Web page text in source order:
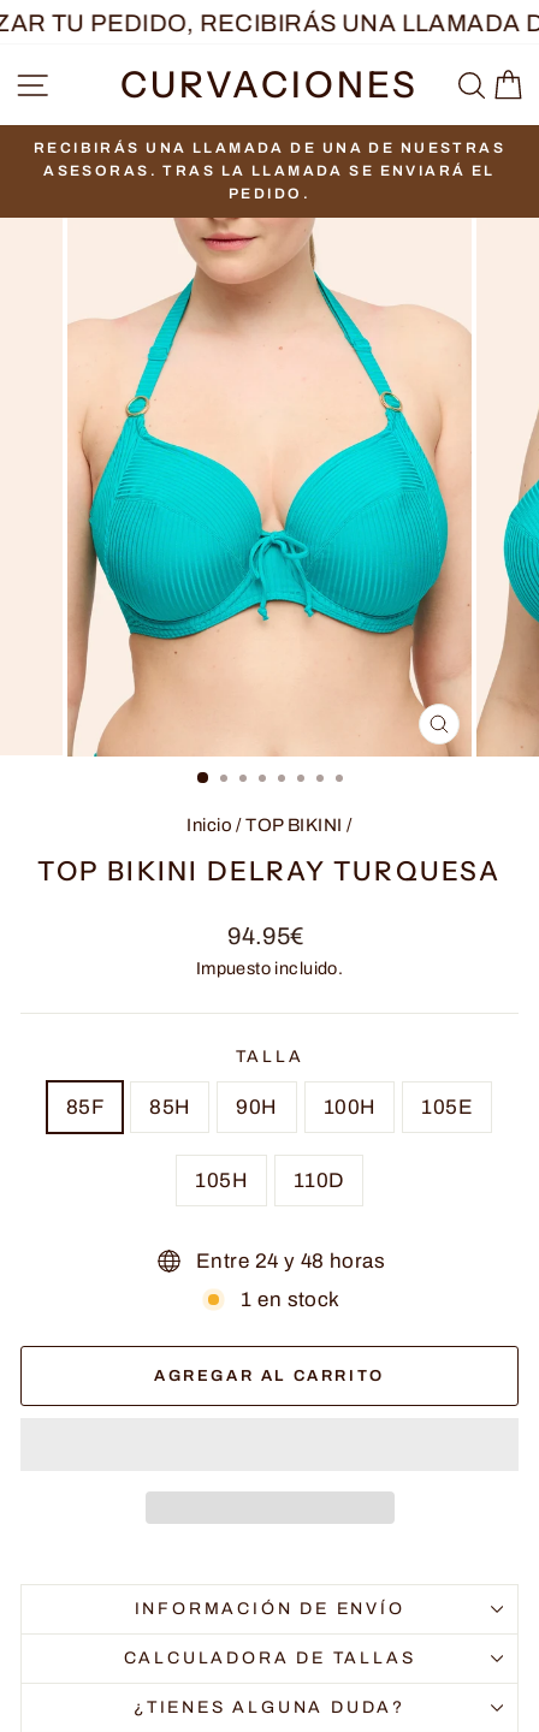
Ir
TU PEDIDO, RECIBIRÁS UNA LLAMADA
NAVEGACIÓN
CURVACIONES
diapositivas
pausa
RECIBIRÁS UNA LLAMADA DE UNA DE NUESTRAS
ASESORAS. TRAS LA LLAMADA SE ENVIARÁ EL
PEDIDO.
CERRAR
(ESC)
Inicio / TOP BIKINI /
TOP BIKINI DELRAY TURQUESA
Precio
habitual
94.95€
Impuesto incluido.
TALLA
85F 85H 90H 100H 105E
105H 110D
Entre 24 y 48 horas
1 en stock
AGREGAR AL CARRITO
INFORMACIÓN DE ENVÍO
CALCULADORA DE TALLAS
¿TIENES ALGUNA DUDA?